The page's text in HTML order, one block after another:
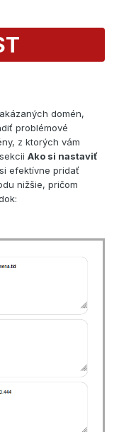
domén,
problémové
z ktorých vám
Ako si nastaviť
efektívne pridať
nižšie, pričom